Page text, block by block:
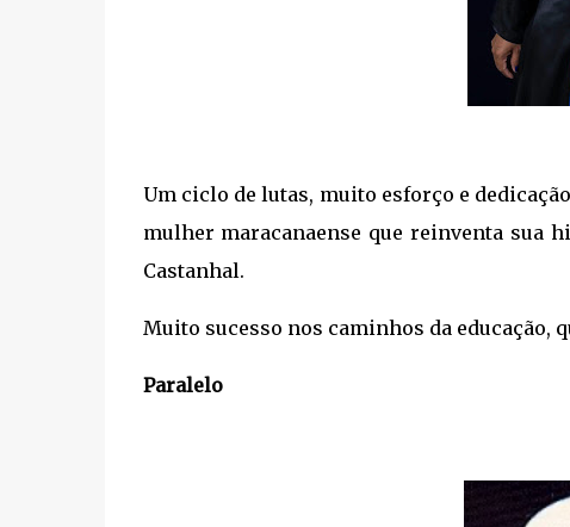
Um ciclo de lutas, muito esforço e
mulher maracanaense que reinventa sua
Castanhal.
Muito sucesso nos caminhos da educação,
Paralelo